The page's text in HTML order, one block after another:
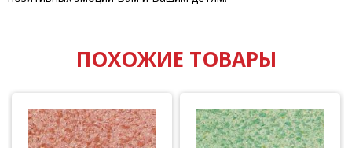
ПОХОЖИЕ ТОВАРЫ